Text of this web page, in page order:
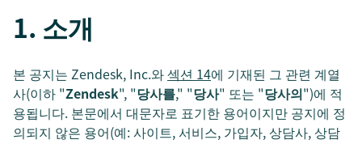
1. 소개
본 공지는 Zendesk, Inc.와섹션 14에 기재된 그 관련 계열
사(이하 "Zendesk", "당사를," "당사" 또는 "당사의")에 적
용됩니다. 본문에서 대문자로 표기한 용어이지만 공지에 정
의되지 않은 용어(예: 사이트, 서비스, 가입자, 상담사, 상담